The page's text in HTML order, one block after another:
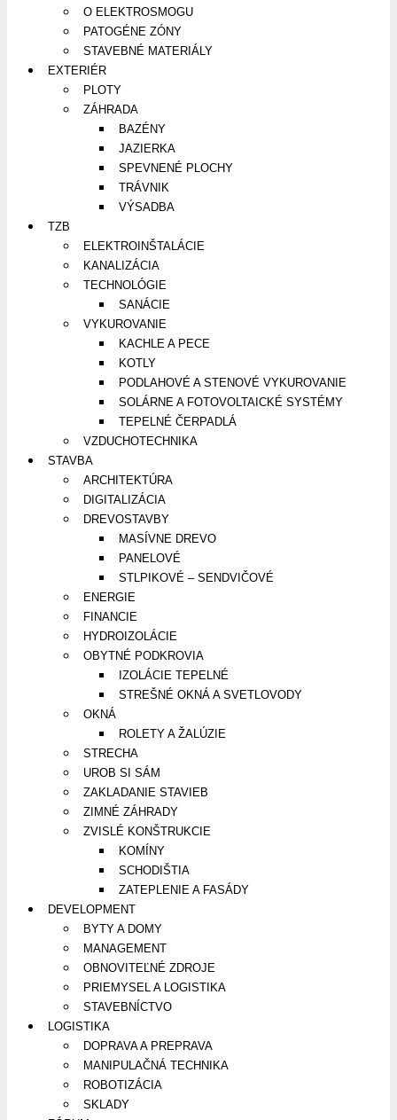
O ELEKTROSMOGU
PATOGÉNE ZÓNY
STAVEBNÉ MATERIÁLY
EXTERIÉR
PLOTY
ZÁHRADA
BAZÉNY
JAZIERKA
SPEVNENÉ PLOCHY
TRÁVNIK
VÝSADBA
TZB
ELEKTROINŠTALÁCIE
KANALIZÁCIA
TECHNOLÓGIE
SANÁCIE
VYKUROVANIE
KACHLE A PECE
KOTLY
PODLAHOVÉ A STENOVÉ VYKUROVANIE
SOLÁRNE A FOTOVOLTAICKÉ SYSTÉMY
TEPELNÉ ČERPADLÁ
VZDUCHOTECHNIKA
STAVBA
ARCHITEKTÚRA
DIGITALIZÁCIA
DREVOSTAVBY
MASÍVNE DREVO
PANELOVÉ
STLPIKOVÉ – SENDVIČOVÉ
ENERGIE
FINANCIE
HYDROIZOLÁCIE
OBYTNÉ PODKROVIA
IZOLÁCIE TEPELNÉ
STREŠNÉ OKNÁ A SVETLOVODY
OKNÁ
ROLETY A ŽALÚZIE
STRECHA
UROB SI SÁM
ZAKLADANIE STAVIEB
ZIMNÉ ZÁHRADY
ZVISLÉ KONŠTRUKCIE
KOMÍNY
SCHODIŠTIA
ZATEPLENIE A FASÁDY
DEVELOPMENT
BYTY A DOMY
MANAGEMENT
OBNOVITEĽNÉ ZDROJE
PRIEMYSEL A LOGISTIKA
STAVEBNÍCTVO
LOGISTIKA
DOPRAVA A PREPRAVA
MANIPULAČNÁ TECHNIKA
ROBOTIZÁCIA
SKLADY